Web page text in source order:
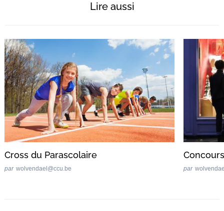
Lire aussi
Cross du Parascolaire
par wolvendael@ccu.be par